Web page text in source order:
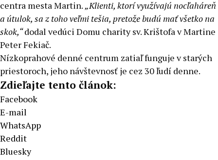
centra mesta Martin.„Klienti, ktorí využívajú nocľaháreň
a útulok, sa z toho veľmi tešia, pretože budú mať všetko na
skok,“dodal vedúci Domu charity sv. Krištofa v Martine
Peter Fekiač.
Nízkoprahové denné centrum zatiaľ funguje v starých
priestoroch, jeho návštevnosť je cez 30 ľudí denne.
Zdieľajte tento článok:
Facebook
E-mail
WhatsApp
Reddit
Bluesky